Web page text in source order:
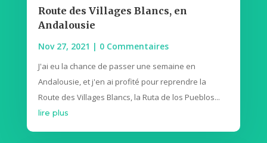
Route des Villages Blancs, en
Andalousie
Nov 27, 2021 | 0 Commentaires
J'ai eu la chance de passer une semaine en
Andalousie, et j'en ai profité pour reprendre la
Route des Villages Blancs, la Ruta de los Pueblos...
lire plus